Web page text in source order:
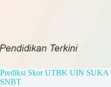
Prediksi Skor UTBK UIN SUKA
SNBT